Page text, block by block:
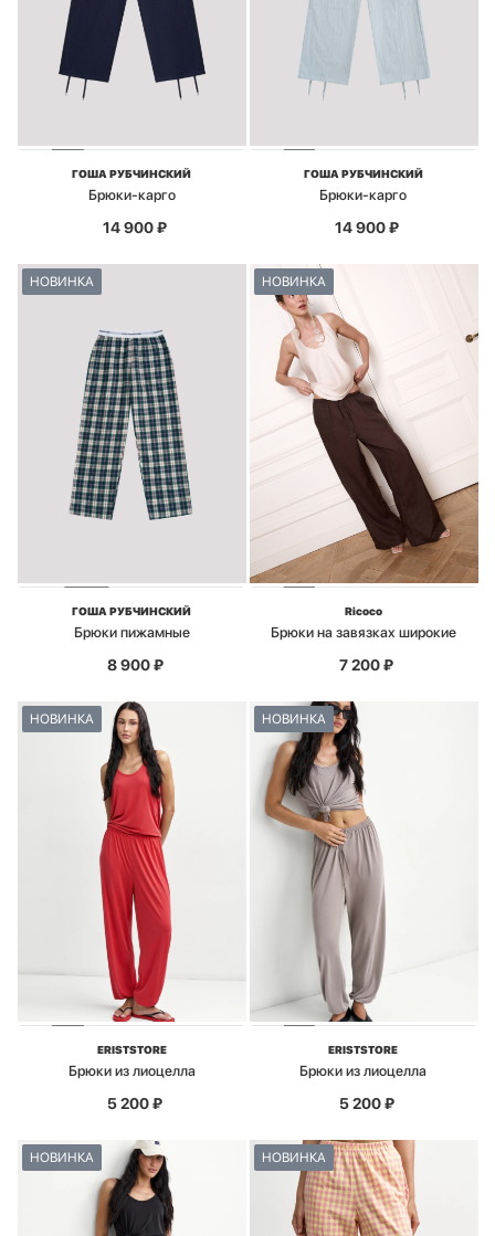
ГОША РУБЧИНСКИЙ
Брюки-карго
14 900₽
ГОША РУБЧИНСКИЙ
Брюки-карго
14 900₽
НОВИНКА
ГОША РУБЧИНСКИЙ
Брюки пижамные
8 900₽
НОВИНКА
Ricoco
Брюки на завязках широкие
7 200₽
НОВИНКА
ERISTSTORE
Брюки из лиоцелла
5 200₽
НОВИНКА
ERISTSTORE
Брюки из лиоцелла
5 200₽
НОВИНКА НОВИНКА